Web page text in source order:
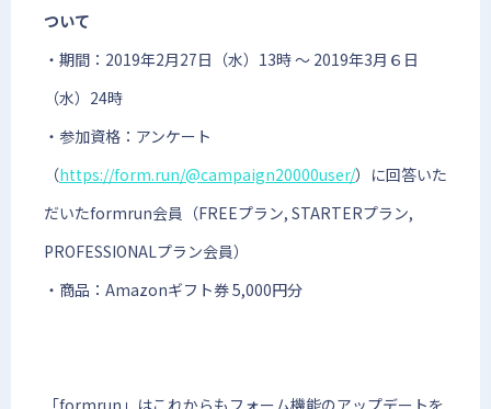
ついて
・期間：2019年2月27日（水）13時 〜 2019年3月６日
（水）24時
・参加資格：アンケート
（https://form.run/@campaign20000user/）に回答いた
だいたformrun会員（FREEプラン, STARTERプラン,
PROFESSIONALプラン会員）
・商品：Amazonギフト券 5,000円分